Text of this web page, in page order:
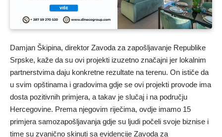
Damjan Škipina, direktor Zavoda za zapošljavanje Republike
Srpske, kaže da su ovi projekti izuzetno značajni jer lokalnim
partnerstvima daju konkretne rezultate na terenu. On ističe da
u svim opštinama i gradovima gdje se ovi projekti provode ima
dosta pozitivnih primjera, a takav je slučaj i na području
Hercegovine. Prema njegovim riječima, ovdje imamo 15
primjera samozapošljavanja gdje su ljudi počeli svoje biznise i
time su zvanično skinuti sa evidencije Zavoda za